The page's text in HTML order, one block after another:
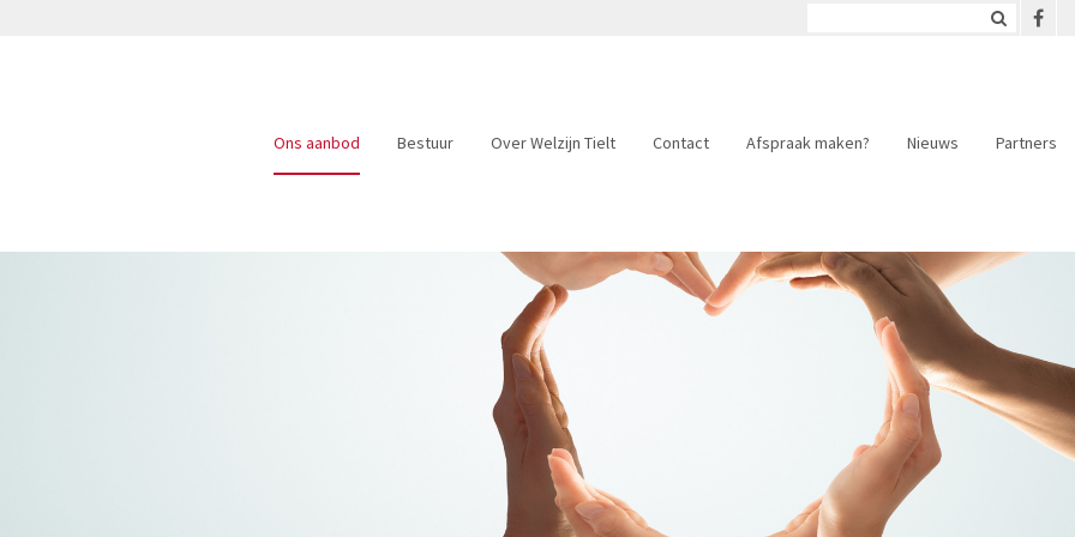
Ons aanbod Bestuur Over Welzijn Tielt Contact Afspraak maken? Nieuws Partners